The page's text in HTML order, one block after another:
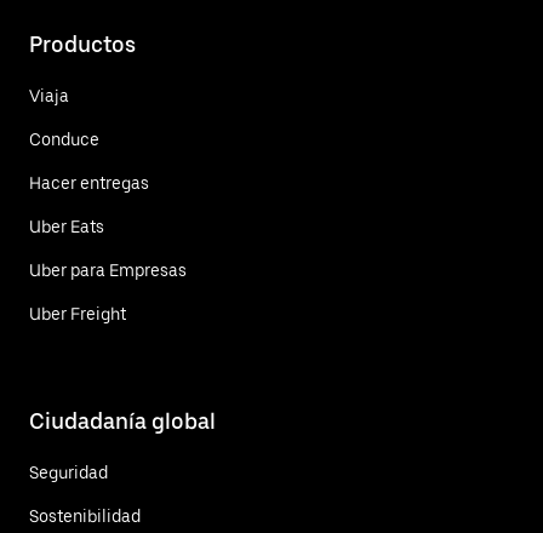
Productos
Viaja
Conduce
Hacer entregas
Uber Eats
Uber para Empresas
Uber Freight
Ciudadanía global
Seguridad
Sostenibilidad